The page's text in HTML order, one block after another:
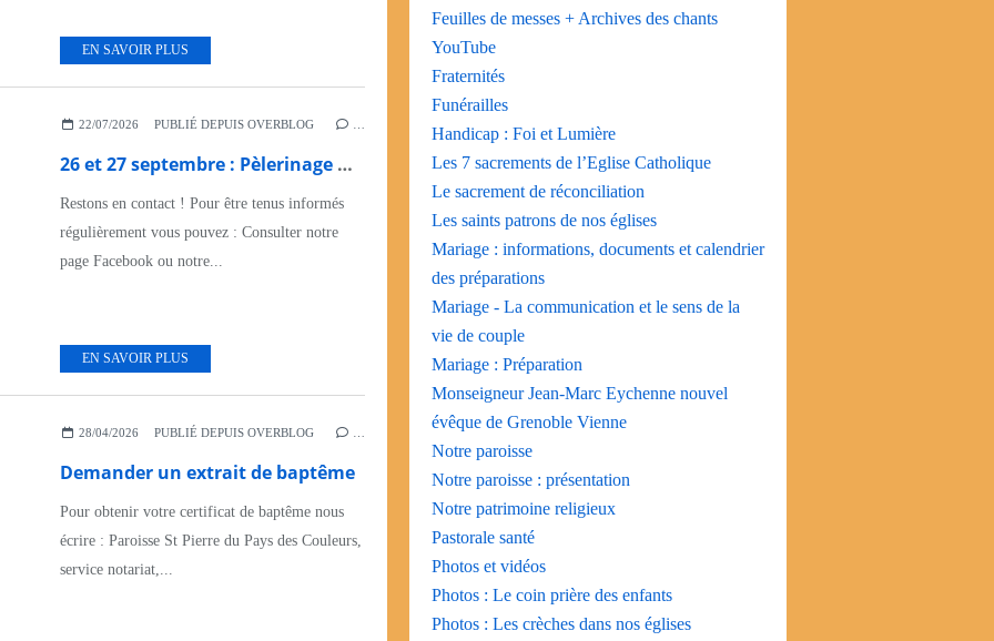
EN SAVOIR PLUS
22/07/2026 PUBLIÉ DEPUIS OVERBLOG
26 et 27 septembre : Pèlerinage Diocésain à la Salette
Restons en contact ! Pour être tenus informés
régulièrement vous pouvez : Consulter notre
page Facebook ou notre...
EN SAVOIR PLUS
28/04/2026 PUBLIÉ DEPUIS OVERBLOG
Demander un extrait de baptême
Pour obtenir votre certificat de baptême nous
écrire : Paroisse St Pierre du Pays des Couleurs,
service notariat,...
Feuilles de messes + Archives des chants
YouTube
Fraternités
Funérailles
Handicap : Foi et Lumière
Les 7 sacrements de l’Eglise Catholique
Le sacrement de réconciliation
Les saints patrons de nos églises
Mariage : informations, documents et calendrier
des préparations
Mariage - La communication et le sens de la
vie de couple
Mariage : Préparation
Monseigneur Jean-Marc Eychenne nouvel
évêque de Grenoble Vienne
Notre paroisse
Notre paroisse : présentation
Notre patrimoine religieux
Pastorale santé
Photos et vidéos
Photos : Le coin prière des enfants
Photos : Les crèches dans nos églises